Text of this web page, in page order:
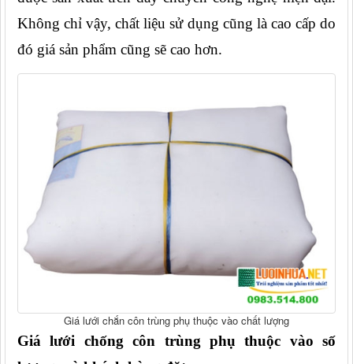
Không chỉ vậy, chất liệu sử dụng cũng là cao cấp do
đó giá sản phẩm cũng sẽ cao hơn.
Giá lưới chắn côn trùng phụ thuộc vào chất lượng
Giá lưới chống côn trùng phụ thuộc vào số